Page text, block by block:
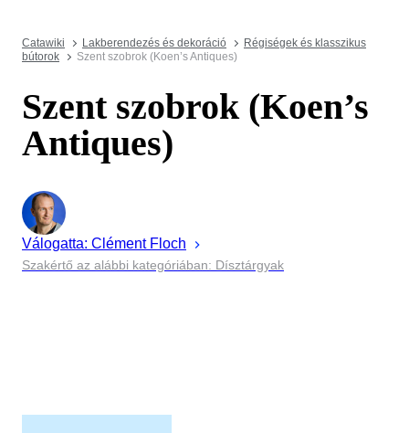
Catawiki Lakberendezés és dekoráció
Régiségek és klasszikus
bútorok
Szent szobrok (Koen’s Antiques)
Szent szobrok (Koen’s
Antiques)
Válogatta: Clément Floch
Szakértő az alábbi kategóriában: Dísztárgyak